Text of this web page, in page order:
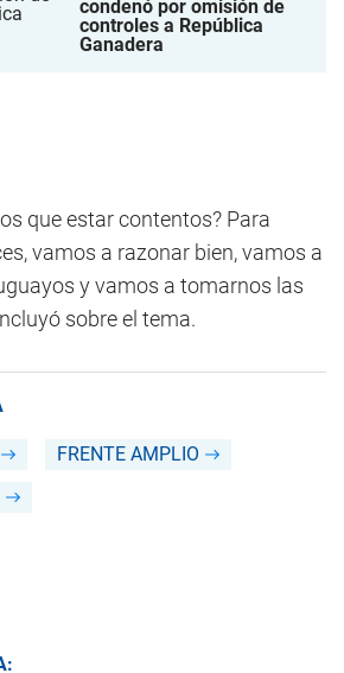
condenó por omisión de
controles a República
Ganadera
que estar contentos? Para
vamos a razonar bien, vamos a
y vamos a tomarnos las
sobre el tema.
FRENTE AMPLIO